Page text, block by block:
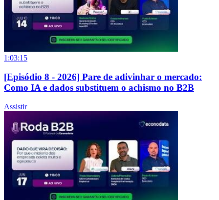
1:03:15
[Episódio 8 - 2026] Pare de adivinhar o mercado:
Como IA e dados substituem o achismo no B2B
Assistir